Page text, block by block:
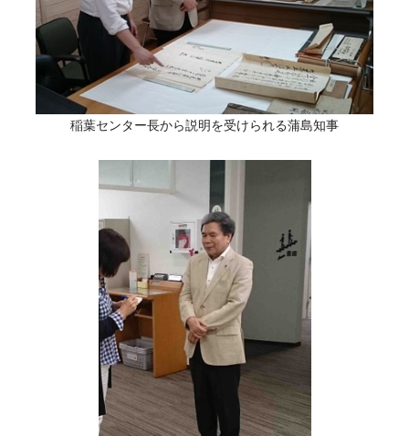
稲葉センター長から説明を受けられる蒲島知事